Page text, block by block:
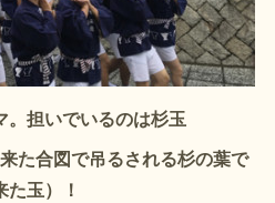
。担いでいるのは杉玉
た合図で吊るされる杉の葉で
た玉）！